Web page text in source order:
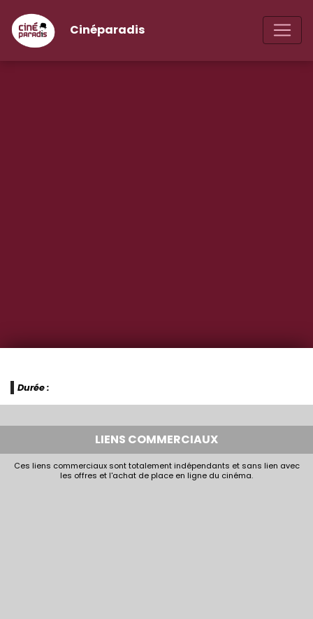
Cinéparadis
Durée :
LIENS COMMERCIAUX
Ces liens commerciaux sont totalement indépendants et sans lien avec
les offres et l'achat de place en ligne du cinéma.